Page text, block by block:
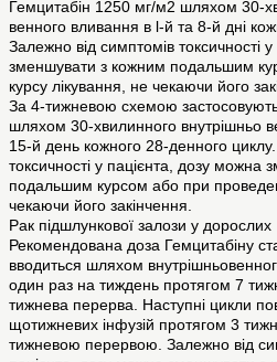
Гемцитабін 1250 мг/м2 шляхом 30-
венного вливання в l-й та 8-й дні
Залежно від симптомів токсичності
зменшувати з кожним подальшим
курсу лікування, не чекаючи його
За 4-тижневою схемою
шляхом 30-хвилинного внутрішньо
15-й день кожного 28-денного
токсичності у пацієнта, дозу можна
подальшим курсом або при
чекаючи його закінчення.
Рак підшлункової залози у дорослих
Рекомендована доза Гемцитабіну
вводиться шляхом
один раз на тиждень протягом 7
тижнева перерва. Наступні цикли
щотижневиx інфузій протягом 3
тижневою перервою. Залежно від